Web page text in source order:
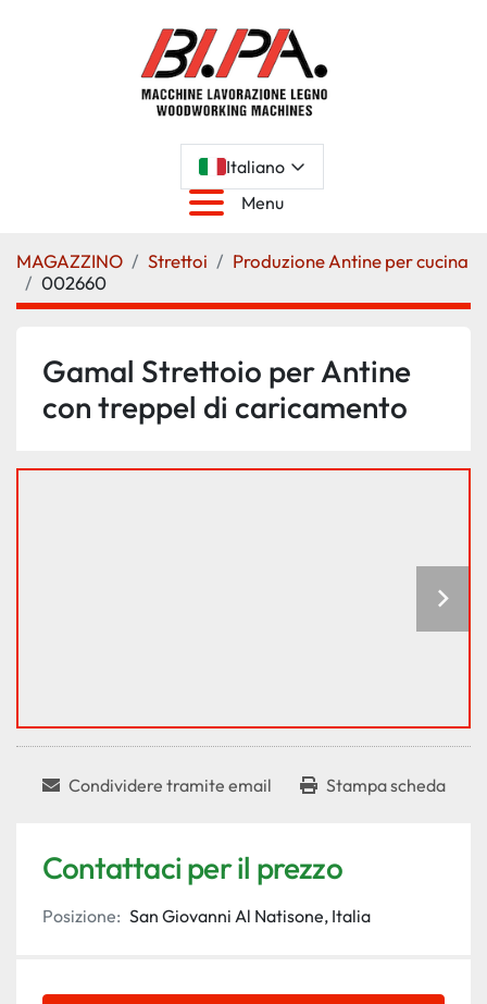
Italiano
Menu
MAGAZZINO Strettoi
Produzione Antine per cucina
002660
Gamal Strettoio per Antine
con treppel di caricamento
Condividere tramite email Stampa scheda
Contattaci per il prezzo
Posizione: San Giovanni Al Natisone, Italia